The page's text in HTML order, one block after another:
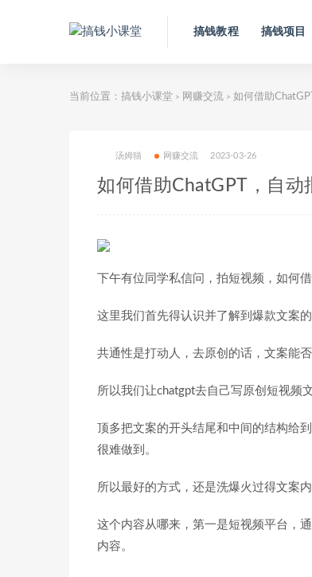
搞钱教程 搞钱项目
当前位置： 搞钱小课堂 > 网赚交流 > 如何借助
汤姆猫 网赚交流 2023-03-26
如何借助ChatGPT，自
下午有位同学私信问，拍短视频，如何
这里我们首先得认识并了解到爆款文案的
共通性是打动人，去原创的话，文案能否
所以我们让chatgpt去自己写原创短视频
顶多把文案的开头结尾和中间的结构给
很难做到。
所以最好的方式，还是洗爆火过得文案
这个内容从哪来，第一是短视频平台，
内容。